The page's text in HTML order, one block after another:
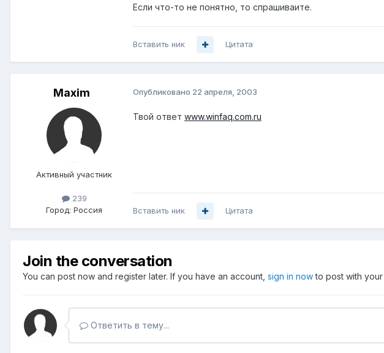
Если что-то не понятно, то спрашиваите.
Вставить ник Цитата
Maxim
Активный участник
239
Город: Россия
Опубликовано 22 апреля, 2003
Твой ответ www.winfaq.com.ru
Вставить ник Цитата
Join the conversation
You can post now and register later. If you have an account, sign in nowto post with
Ответить в тему...